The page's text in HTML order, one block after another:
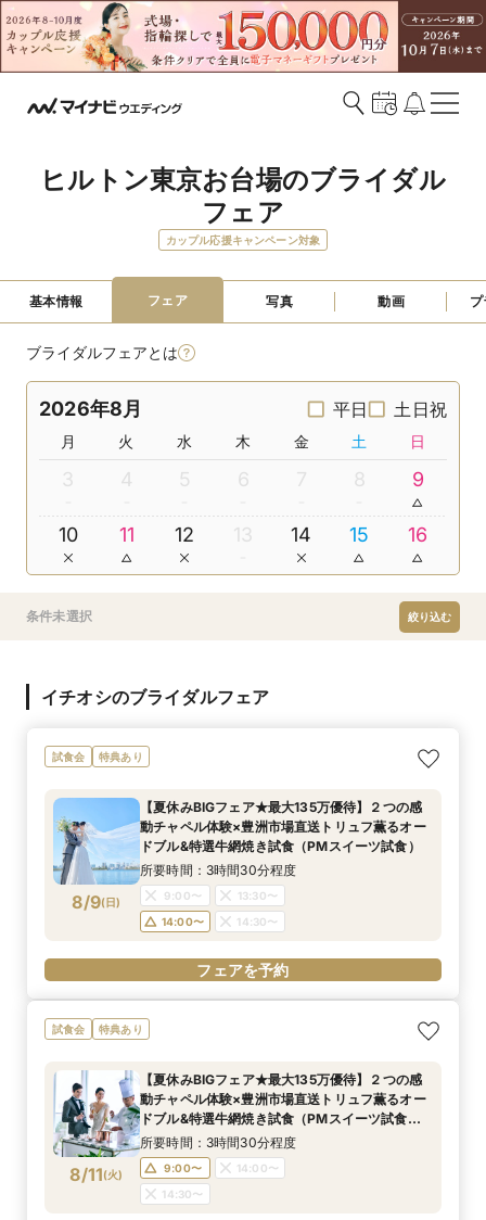
ヒルトン東京お台場のブライダル
フェア
カップル応援キャンペーン対象
基本情報 フェア 写真 動画
ブライダルフェアとは
2026年8月 平日 土日祝
月 火 水 木 金 土 日
3 4 5 6 7 8 9
10 11 12 13 14 15 16
条件未選択 絞り込む
イチオシのブライダルフェア
試食会 特典あり
8/9(日)
【夏休みBIGフェア★最大135万優待】２つの感
動チャペル体験×豊洲市場直送トリュフ薫るオー
ドブル&特選牛網焼き試食（PMスイーツ試食）
所要時間：3時間30分程度
9:00〜
13:30〜
14:00〜
14:30〜
フェアを予約
試食会 特典あり
8/11(火)
【夏休みBIGフェア★最大135万優待】２つの感
動チャペル体験×豊洲市場直送トリュフ薫るオー
ドブル&特選牛網焼き試食（PMスイーツ試食）×
ドレス特典
所要時間：3時間30分程度
9:00〜
14:00〜
14:30〜